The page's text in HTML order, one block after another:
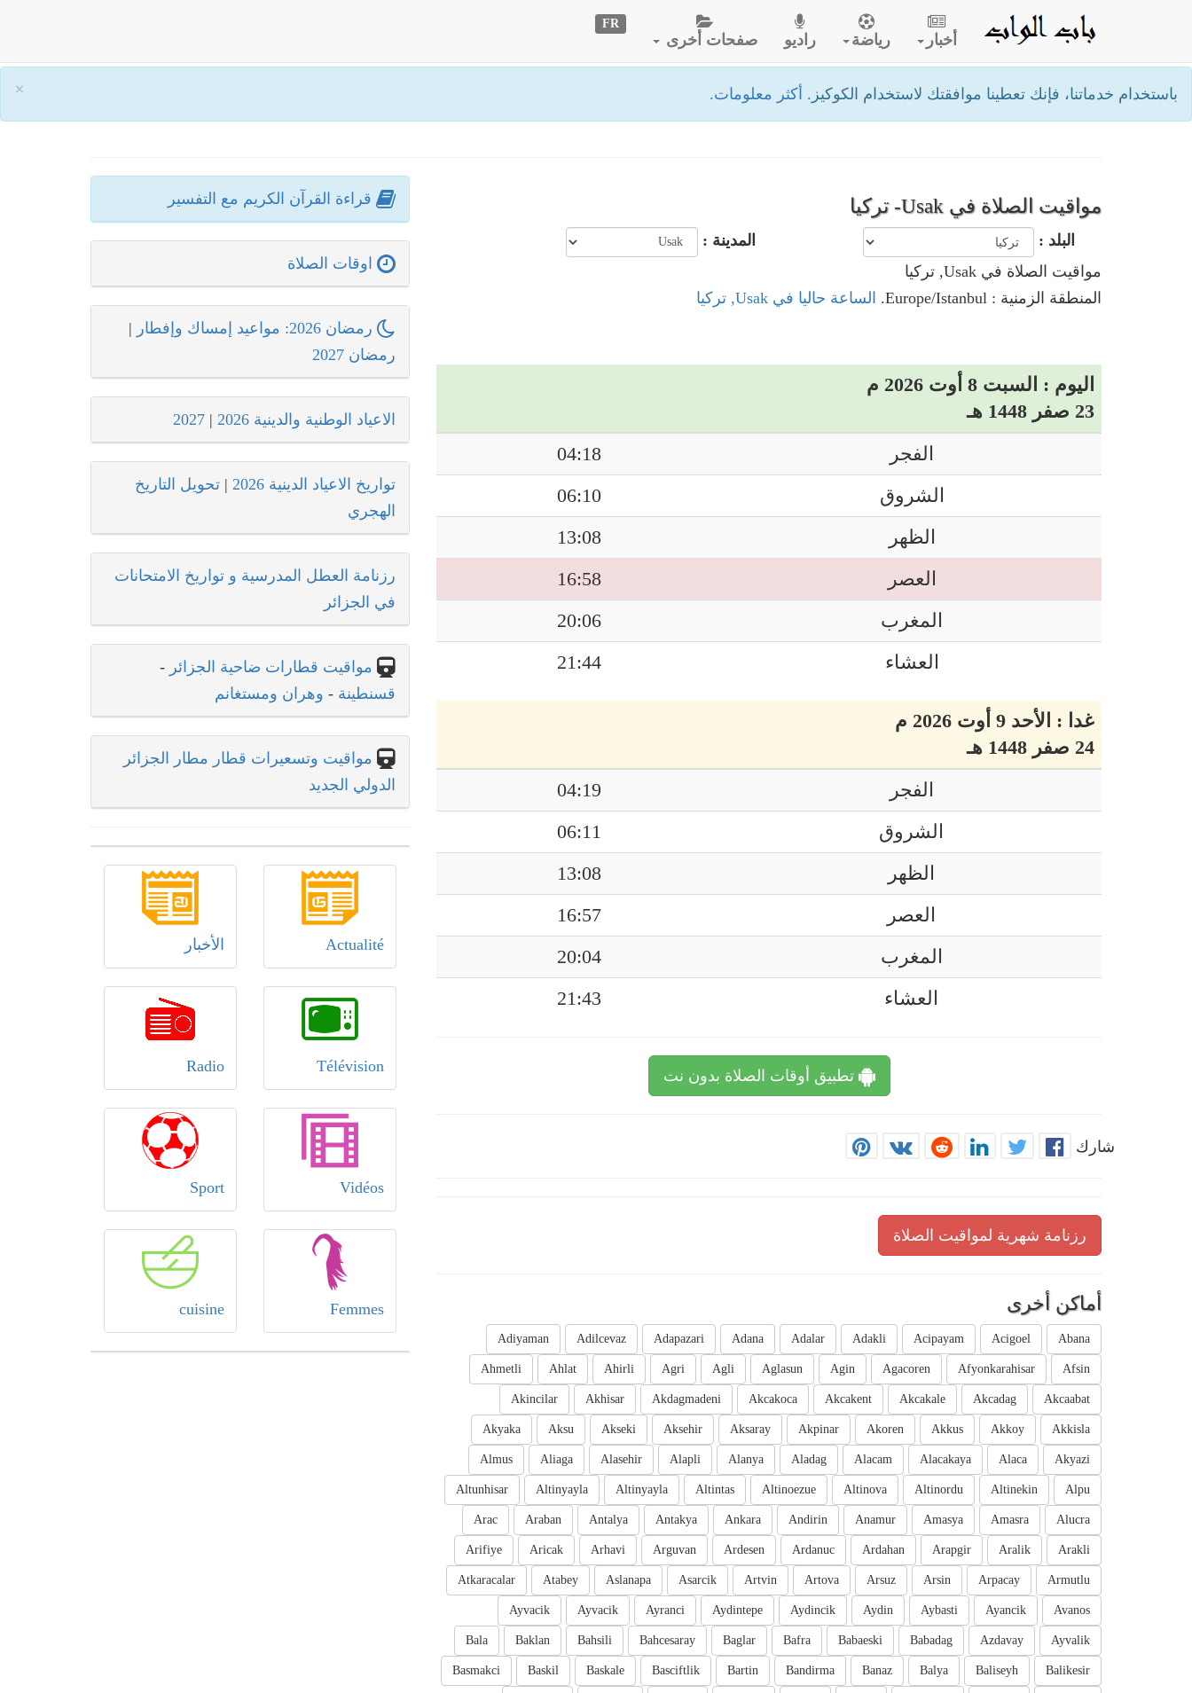
× باستخدام خدماتنا، فإنك تعطينا موافقتك لاستخدام الكوكيز. أكثر معلومات.
أخبار رياضة راديو صفحات أخرى
FR
مواقيت الصلاة في Usak- تركيا
البلد :
المدينة :
مواقيت الصلاة في Usak, تركيا
المنطقة الزمنية : Europe/Istanbul.
الساعة حاليا في Usak, تركيا
اليوم : السبت 8 أوت 2026 م
23 صفر 1448 هـ
الفجر
04:18
الشروق
06:10
الظهر
13:08
العصر
16:58
المغرب
20:06
العشاء
21:44
غدا : الأحد 9 أوت 2026 م
24 صفر 1448 هـ
الفجر
04:19
الشروق
06:11
الظهر
13:08
العصر
16:57
المغرب
20:04
العشاء
21:43
تطبيق أوقات الصلاة بدون نت
شارك
رزنامة شهرية لمواقيت الصلاة
أماكن أخرى
Abana
Acigoel
Acipayam
Adakli
Adalar
Adana
Adapazari
Adilcevaz
Adiyaman
Afsin
Afyonkarahisar
Agacoren
Agin
Aglasun
Agli
Agri
Ahirli
Ahlat
Ahmetli
Akcaabat
Akcadag
Akcakale
Akcakent
Akcakoca
Akdagmadeni
Akhisar
Akincilar
Akkisla
Akkoy
Akkus
Akoren
Akpinar
Aksaray
Aksehir
Akseki
Aksu
Akyaka
Akyazi
Alaca
Alacakaya
Alacam
Aladag
Alanya
Alapli
Alasehir
Aliaga
Almus
Alpu
Altinekin
Altinordu
Altinova
Altinoezue
Altintas
Altinyayla
Altinyayla
Altunhisar
Alucra
Amasra
Amasya
Anamur
Andirin
Ankara
Antakya
Antalya
Araban
Arac
Arakli
Aralik
Arapgir
Ardahan
Ardanuc
Ardesen
Arguvan
Arhavi
Aricak
Arifiye
Armutlu
Arpacay
Arsin
Arsuz
Artova
Artvin
Asarcik
Aslanapa
Atabey
Atkaracalar
Avanos
Ayancik
Aybasti
Aydin
Aydincik
Aydintepe
Ayranci
Ayvacik
Ayvacik
Ayvalik
Azdavay
Babadag
Babaeski
Bafra
Baglar
Bahcesaray
Bahsili
Baklan
Bala
Balikesir
Baliseyh
Balya
Banaz
Bandirma
Bartin
Basciftlik
Baskale
Baskil
Basmakci
قراءة القرآن الكريم مع التفسير
اوقات الصلاة
رمضان 2026: مواعيد إمساك وإفطار
|
رمضان 2027
الاعياد الوطنية والدينية 2026 |
2027
تواريخ الاعياد الدينية 2026 | تحويل التاريخ
الهجري
رزنامة العطل المدرسية و تواريخ الامتحانات
في الجزائر
مواقيت قطارات ضاحية الجزائر -
قسنطينة - وهران ومستغانم
مواقيت وتسعيرات قطار مطار الجزائر
الدولي الجديد
Actualité الأخبار
Télévision
Radio
Vidéos
Sport
Femmes
cuisine